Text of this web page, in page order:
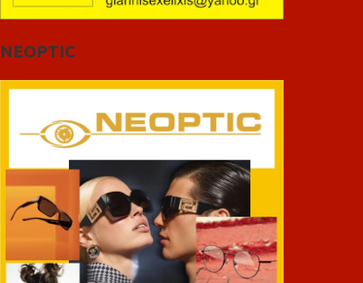
NEOPTIC